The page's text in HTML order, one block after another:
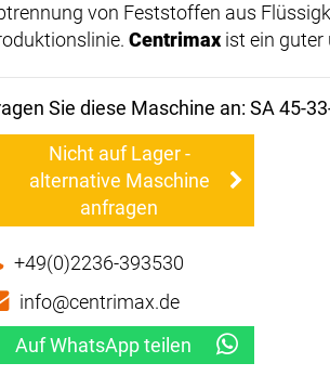
von Feststoffen aus
Centrimax ist ein guter
Sie diese Maschine an: SA 45-
Nicht auf Lager -
alternative Maschine
anfragen
+49(0)2236-393530
info@centrimax.de
Auf WhatsApp teilen